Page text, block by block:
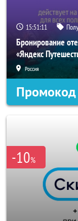
15:51:10
Бронирование
«Яндекс
Россия
Промокод
-10%